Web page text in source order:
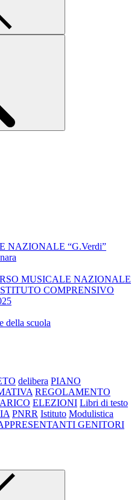
NAZIONALE “G.Verdi”
MUSICALE NAZIONALE
COMPRENSIVO
della scuola
delibera PIANO
REGOLAMENTO
ELEZIONI Libri di testo
PNRR Istituto Modulistica
GENITORI